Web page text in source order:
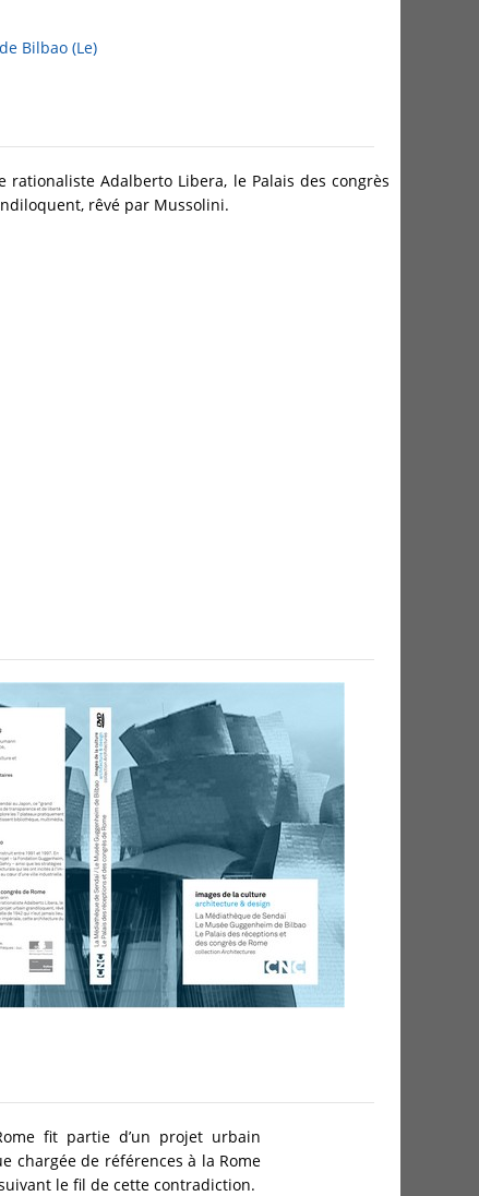
Bilbao (Le)
rationaliste Adalberto Libera, le Palais des congrès
rêvé par Mussolini.
fit partie d’un projet urbain
chargée de références à la Rome
le fil de cette contradiction.